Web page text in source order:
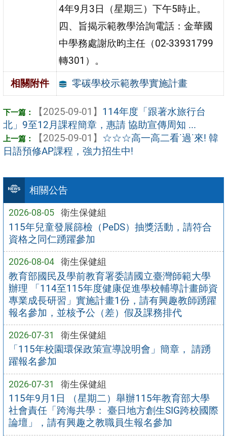
相關公告
2026-08-05 衛生保健組
115年兒童發展篩檢（PeDS）抽獎活動，請符合
資格之同仁踴躍參加
2026-08-04 衛生保健組
教育部國民及學前教育署委請國立臺灣師範大學
辦理 「114至115年度健康促進學校輔導計畫師資
專業成長研習」實施計畫1份，請有興趣教師踴躍
報名參加，並核予公（差）假及課務排代
2026-07-31 衛生保健組
「115年校園環保政策宣導說明會」簡章， 請踴
躍報名參加
2026-07-31 衛生保健組
115年9月1日 （星期二）舉辦115年教育部大學
社會責任「跨海共學： 臺日地方創生SIG跨校國際
論壇」，請有興趣之教職員生報名參加
4年9月3日（星期三）下午5時止。
四、旨揭示範教學洽詢電話：金華國
中學務處謝欣昀主任（02-33931799
轉301）。
相關附件
零碳學校示範教學實施計畫
【2025-09-01】 114年度「跟著水旅行台
北」9至12月課程簡章，惠請 協助宣傳周知 ...
【2025-09-01】 ☆☆☆高一高二看˙過˙來! 韓
日語預修AP課程，強力招生中!